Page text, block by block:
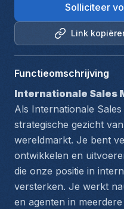
Link
Solliciteer
Functieomschrijving
Internationale Sales
Als Internationale
strategische gezicht
wereldmarkt. Je bent
ontwikkelen en
die onze positie in
versterken. Je werkt
en agenten in